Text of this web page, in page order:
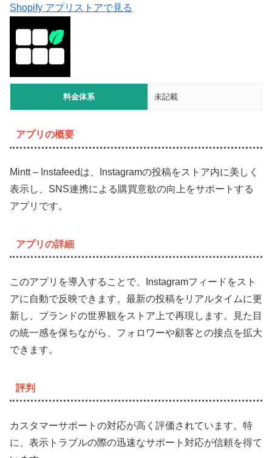
Shopify アプリストアで見る
料金体系 未記載
アプリの概要
Mintt – Instafeedは、Instagramの投稿をストア内に美しく
表示し、SNS連携による購買意欲の向上をサポートする
アプリです。
アプリの詳細
このアプリを導入することで、Instagramフィードをスト
アに自動で反映できます。最新の投稿をリアルタイムに更
新し、ブランドの世界観をストア上で再現します。見た目
の統一感を保ちながら、フォロワーや顧客との接点を拡大
できます。
評判
カスタマーサポートの対応が高く評価されています。特
に、表示トラブルの際の迅速なサポート対応が信頼を得て